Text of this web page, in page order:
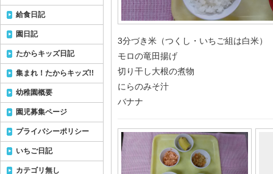
3分づき米（つくし・いちご組は白米）
モロの竜田揚げ
切り干し大根の煮物
にらのみそ汁
バナナ
給食日記
園日記
たからキッズ日記
集まれ！たからキッズ!!
幼稚園概要
園児募集ページ
プライバシーポリシー
いちご日記
カテゴリ無し